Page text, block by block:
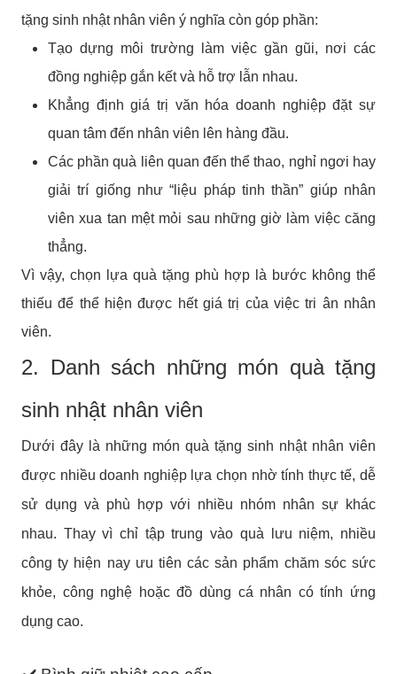
tặng sinh nhật nhân viên ý nghĩa còn góp phần:
Tạo dựng môi trường làm việc gần gũi, nơi các
đồng nghiệp gắn kết và hỗ trợ lẫn nhau.
Khẳng định giá trị văn hóa doanh nghiệp đặt sự
quan tâm đến nhân viên lên hàng đầu.
Các phần quà liên quan đến thể thao, nghỉ ngơi hay
giải trí giống như “liệu pháp tinh thần” giúp nhân
viên xua tan mệt mỏi sau những giờ làm việc căng
thẳng.
Vì vậy, chọn lựa quà tặng phù hợp là bước không thể
thiếu để thể hiện được hết giá trị của việc tri ân nhân
viên.
2. Danh sách những món quà tặng
sinh nhật nhân viên
Dưới đây là những món quà tặng sinh nhật nhân viên
được nhiều doanh nghiệp lựa chọn nhờ tính thực tế, dễ
sử dụng và phù hợp với nhiều nhóm nhân sự khác
nhau. Thay vì chỉ tập trung vào quà lưu niệm, nhiều
công ty hiện nay ưu tiên các sản phẩm chăm sóc sức
khỏe, công nghệ hoặc đồ dùng cá nhân có tính ứng
dụng cao.